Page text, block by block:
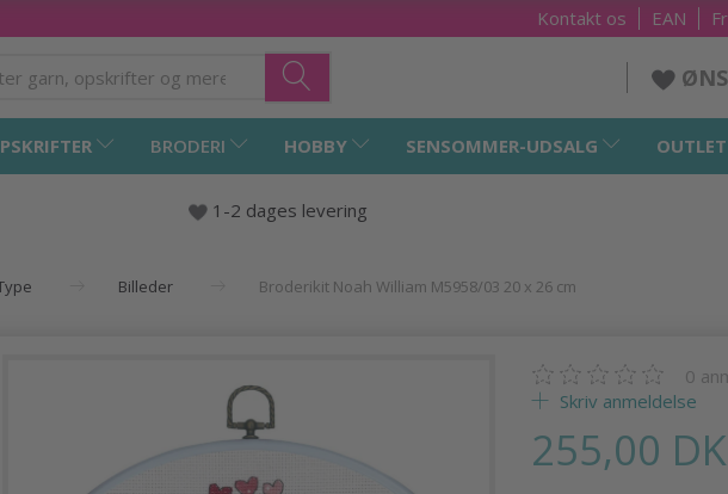
EAN
Kontakt os
BRODERI HOBBY SENSOMMER-UDSALG OUTLET
1-2 dages levering
Billeder Broderikit Noah William M5958/03 20 x 26 cm
0
Skriv anmeldelse
255,00